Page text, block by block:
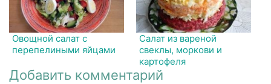
Овощной салат с
перепелиными яйцами
Салат из вареной
свеклы, моркови и
картофеля
Добавить комментарий